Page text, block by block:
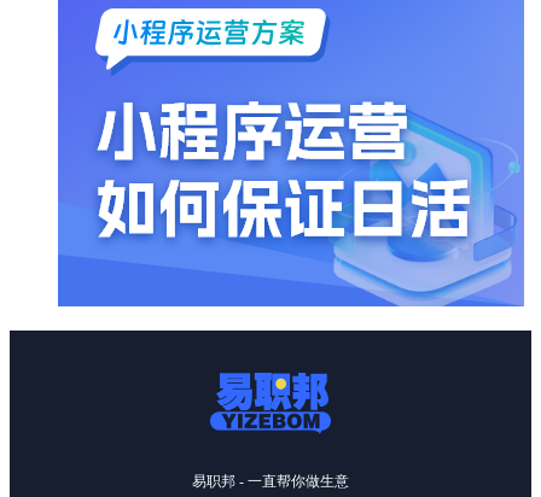
易职邦 - 一直帮你做生意